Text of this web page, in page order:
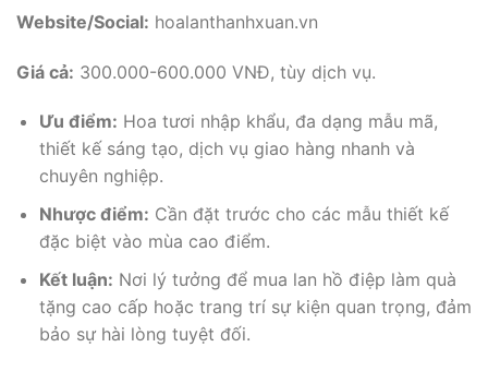
Website/Social: hoalanthanhxuan.vn
Giá cả: 300.000-600.000 VNĐ, tùy dịch vụ.
Ưu điểm: Hoa tươi nhập khẩu, đa dạng mẫu mã,
thiết kế sáng tạo, dịch vụ giao hàng nhanh và
chuyên nghiệp.
Nhược điểm: Cần đặt trước cho các mẫu thiết kế
đặc biệt vào mùa cao điểm.
Kết luận: Nơi lý tưởng để mua lan hồ điệp làm quà
tặng cao cấp hoặc trang trí sự kiện quan trọng, đảm
bảo sự hài lòng tuyệt đối.